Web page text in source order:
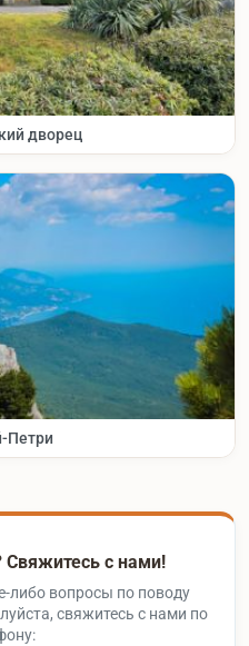
дворец
Петри
Свяжитесь с нами!
либо вопросы по поводу
свяжитесь с нами по